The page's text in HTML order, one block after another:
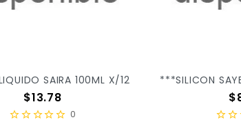
SAIRA 100ML X/12
Precio
$13.78
0